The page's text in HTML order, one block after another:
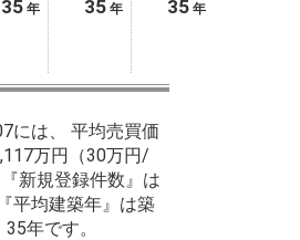
35 年 35 年 35 年
には、 平均売買価
万円（30万円/
新規登録件数』は
平均建築年』は築
35年です。